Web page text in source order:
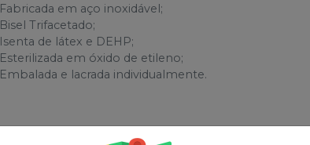
Fabricada em aço inoxidável;
Bisel Trifacetado;
Isenta de látex e DEHP;
Esterilizada em óxido de etileno;
Embalada e lacrada individualmente.